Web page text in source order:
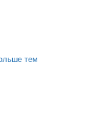
тем